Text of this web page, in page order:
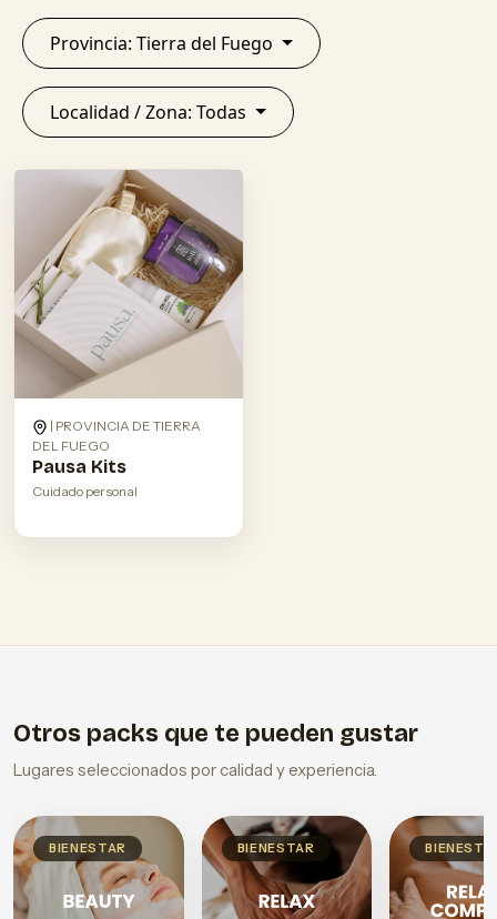
Provincia: Tierra del Fuego
Localidad / Zona: Todas
| PROVINCIA DE TIERRA
DEL FUEGO
Pausa Kits
Cuidado personal
Otros packs que te pueden gustar
Lugares seleccionados por calidad y experiencia.
BIENESTAR BIENESTAR